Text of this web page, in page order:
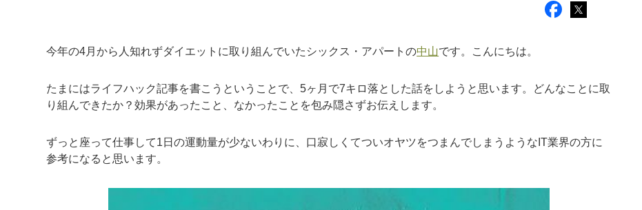
今年の4月から人知れずダイエットに取り組んでいたシックス・アパートの中山です。こんにちは。
たまにはライフハック記事を書こうということで、5ヶ月で7キロ落とした話をしようと思います。どんなことに取
り組んできたか？効果があったこと、なかったことを包み隠さずお伝えします。
ずっと座って仕事して1日の運動量が少ないわりに、口寂しくてついオヤツをつまんでしまうようなIT業界の方に
参考になると思います。